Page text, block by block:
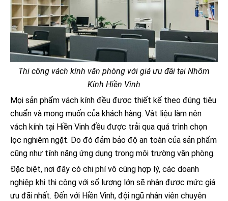
Thi công vách kính văn phòng với giá ưu đãi tại Nhôm
Kính Hiền Vinh
Mọi sản phẩm vách kính đều được thiết kế theo đúng tiêu
chuẩn và mong muốn của khách hàng. Vật liệu làm nên
vách kính tại Hiền Vinh đều được trải qua quá trình chọn
lọc nghiêm ngặt. Do đó đảm bảo độ an toàn của sản phẩm
cũng như tính năng ứng dụng trong môi trường văn phòng.
Đặc biệt, nơi đây có chi phí vô cùng hợp lý, các doanh
nghiệp khi thi công với số lượng lớn sẽ nhận được mức giá
ưu đãi nhất. Đến với Hiền Vinh, đội ngũ nhân viên chuyên